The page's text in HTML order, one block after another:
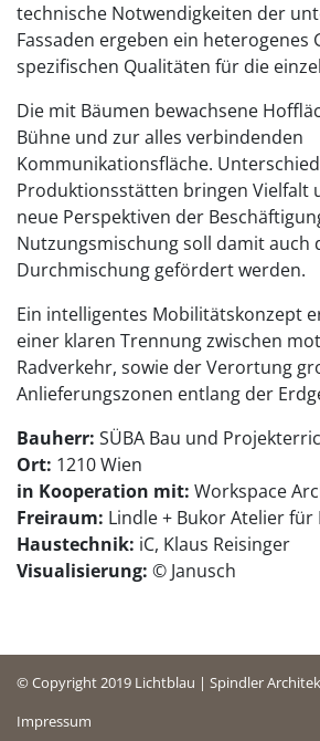
technische Notwendigkeiten der
Fassaden ergeben ein heterogenes
spezifischen Qualitäten für die
Die mit Bäumen bewachsene
Bühne und zur alles verbindenden
Kommunikationsfläche.
Produktionsstätten bringen Vielfalt
neue Perspektiven der
Nutzungsmischung soll damit auch
Durchmischung gefördert werden.
Ein intelligentes Mobilitätskonzept
einer klaren Trennung zwischen
Radverkehr, sowie der Verortung
Anlieferungszonen entlang der
Bauherr: SÜBA Bau und
Ort: 1210 Wien
in Kooperation mit: Workspace
Freiraum: Lindle + Bukor Atelier für
Haustechnik: iC, Klaus Reisinger
Visualisierung: © Janusch
© Copyright 2019 Lichtblau | Spindler
Impressum